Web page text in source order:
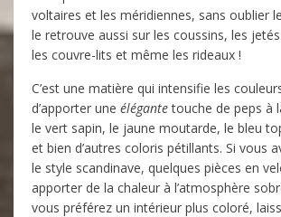
voltaires et les méridiennes, sans oublier
le retrouve aussi sur les coussins, les
les couvre-lits et même les rideaux !
C’est une matière qui intensifie les
d’apporter une élégantetouche de peps à
le vert sapin, le jaune moutarde, le bleu
et bien d’autres coloris pétillants. Si vous
le style scandinave, quelques pièces en
apporter de la chaleur à l’atmosphère
vous préférez un intérieur plus coloré,